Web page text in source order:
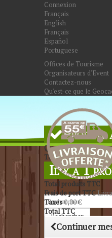
Connexion
Français
English
Français
Español
Portuguese
Offices de Tourisme
Organisateurs d'Event
Contactez-nous
Qu'est-ce que le
Rechercher
Produit
Quantité
Total
Il y a 1
Total produits TTC
Frais de port TTC
Taxes0,00 €
Total TTC
Continuer